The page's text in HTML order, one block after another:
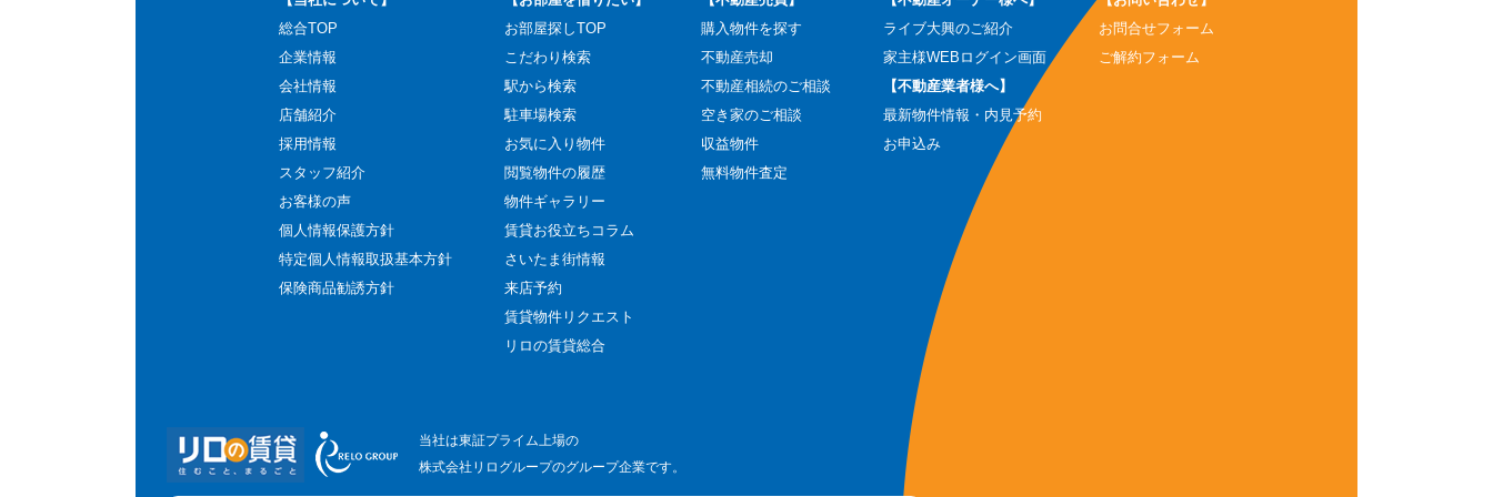
総合TOP
企業情報
会社情報
店舗紹介
採用情報
スタッフ紹介
お客様の声
個人情報保護方針
特定個人情報取扱基本方針
保険商品勧誘方針
お部屋探しTOP
こだわり検索
駅から検索
駐車場検索
お気に入り物件
閲覧物件の履歴
物件ギャラリー
賃貸お役立ちコラム
さいたま街情報
来店予約
賃貸物件リクエスト
リロの賃貸総合
購入物件を探す
不動産売却
不動産相続のご相談
空き家のご相談
収益物件
無料物件査定
ライブ大興のご紹介
家主様WEBログイン画面
【不動産業者様へ】
最新物件情報・内見予約
お申込み
お問合せフォーム
ご解約フォーム
当社は東証プライム上場の
株式会社リログループのグループ企業です。